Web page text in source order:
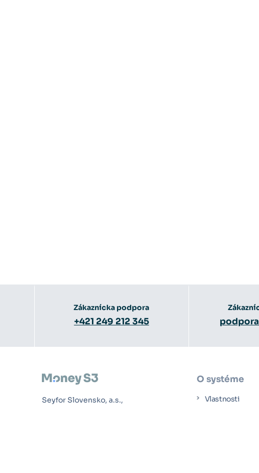
Zákaznícka podpora
+421 249 212 345
Seyfor Slovensko, a.s.,
O systéme
Vlastnosti